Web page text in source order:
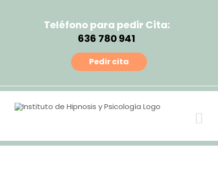
Teléfono para pedir Cita:
636 780 941
Pedir cita